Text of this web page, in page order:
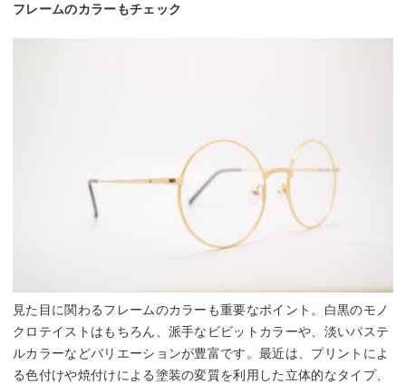
フレームのカラーもチェック
見た目に関わるフレームのカラーも重要なポイント。白黒のモノ
クロテイストはもちろん、派手なビビットカラーや、淡いパステ
ルカラーなどバリエーションが豊富です。最近は、プリントによ
る色付けや焼付けによる塗装の変質を利用した立体的なタイプ、